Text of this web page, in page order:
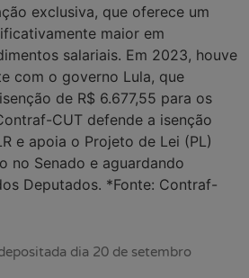
exclusiva, que oferece um
maior em
salariais. Em 2023, houve
com o governo Lula, que
de R$ 6.677,55 para os
CUT defende a isenção
e apoia o Projeto de Lei (PL)
no Senado e aguardando
Deputados. *Fonte: Contraf-
dia 20 de setembro